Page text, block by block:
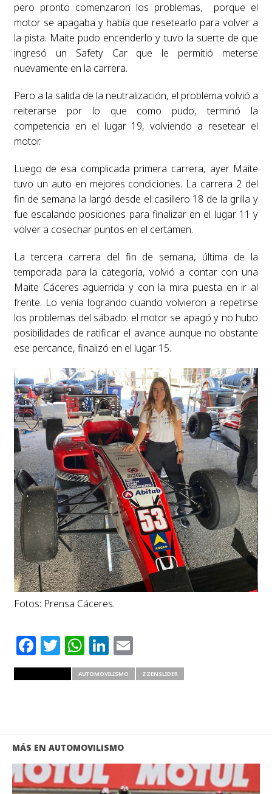
pero pronto comenzaron los problemas, porque el
motor se apagaba y había que resetearlo para volver a
la pista. Maite pudo encenderlo y tuvo la suerte de que
ingresó un Safety Car que le permitió meterse
nuevamente en la carrera.
Pero a la salida de la neutralización, el problema volvió a
reiterarse por lo que como pudo, terminó la
competencia en el lugar 19, volviendo a resetear el
motor.
Luego de esa complicada primera carrera, ayer Maite
tuvo un auto en mejores condiciones. La carrera 2 del
fin de semana la largó desde el casillero 18 de la grilla y
fue escalando posiciones para finalizar en el lugar 11 y
volver a cosechar puntos en el certamen.
La tercera carrera del fin de semana, última de la
temporada para la categoría, volvió a contar con una
Maite Cáceres aguerrida y con la mira puesta en ir al
frente. Lo venía logrando cuando volvieron a repetirse
los problemas del sábado: el motor se apagó y no hubo
posibilidades de ratificar el avance aunque no obstante
ese percance, finalizó en el lugar 15.
Fotos: Prensa Cáceres.
Facebook
Twitter
WhatsApp
LinkedIn
Email
AUTOMOVILISMO ZZENSLIDER
MÁS EN AUTOMOVILISMO